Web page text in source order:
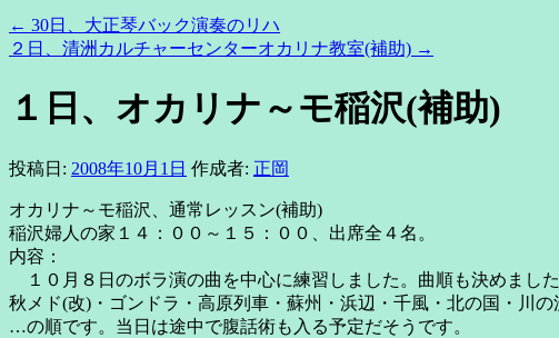
← 30日、大正琴バック演奏のリハ
２日、清洲カルチャーセンターオカリナ教室(補助) →
１日、オカリナ～モ稲沢(補助)
投稿日: 2008年10月1日 作成者: 正岡
オカリナ～モ稲沢、通常レッスン(補助)
稲沢婦人の家１４：００～１５：００、出席全４名。
内容：
１０月８日のボラ演の曲を中心に練習しました。曲順も決めました
秋メド(改)・ゴンドラ・高原列車・蘇州・浜辺・千風・北の国・川の
…の順です。当日は途中で腹話術も入る予定だそうです。